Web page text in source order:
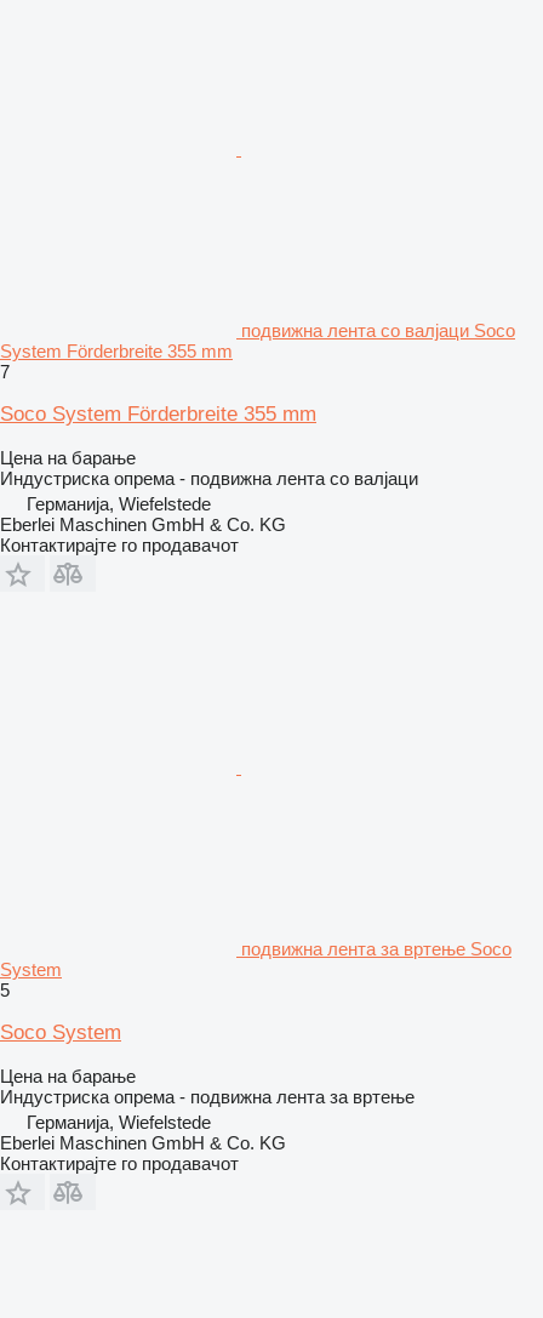
подвижна лента со валјаци Soco
System Förderbreite 355 mm
7
Soco System Förderbreite 355 mm
Цена на барање
Индустриска опрема - подвижна лента со валјаци
Германија, Wiefelstede
Eberlei Maschinen GmbH & Co. KG
Контактирајте го продавачот
подвижна лента за вртење Soco
System
5
Soco System
Цена на барање
Индустриска опрема - подвижна лента за вртење
Германија, Wiefelstede
Eberlei Maschinen GmbH & Co. KG
Контактирајте го продавачот